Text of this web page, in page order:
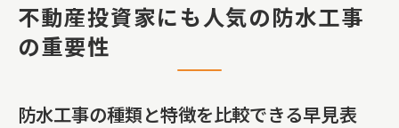
不動産投資家にも人気の防水工事
の重要性
防水工事の種類と特徴を比較できる早見表